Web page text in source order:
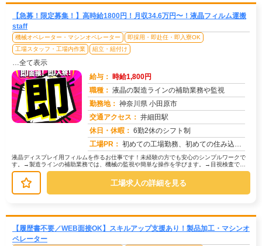
【急募！限定募集！】高時給1800円！月収34.6万円〜！液晶フィルム運搬
staff
機械オペレーター・マシンオペレーター
即採用・即赴任・即入寮OK
工場スタッフ・工場内作業
組立・組付け
…全て表示
給与： 時給1,800円
職種： 液晶の製造ラインの補助業務や監視
勤務地： 神奈川県 小田原市
交通アクセス： 井細田駅
休日・休暇： 6勤2休のシフト制
工場PR： 初めての工場勤務、初めての住み込み…不安は尽きないですよね。でも大丈夫！株式会社京栄センターなら、あなたをしっかり...
液晶ディスプレイ用フィルムを作るお仕事です！未経験の方でも安心のシンプルワークで
す。→製造ラインの補助業務では、機械の監視や簡単な操作を学びます。→目視検査で
は、製品に傷や汚れがないか確認します...
工場求人の詳細を見る
【履歴書不要／WEB面接OK】スキルアップ支援あり！製品加工・マシンオ
ペレーター